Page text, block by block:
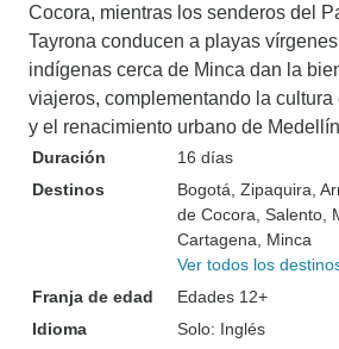
Cocora, mientras los senderos del
Tayrona conducen a playas
indígenas cerca de Minca dan la
viajeros, complementando la cultura
y el renacimiento urbano de
Duración
16 días
Destinos
Bogotá , Zipaquira ,
de Cocora , Salento ,
Cartagena , Minca
Ver todos los
Franja de edad
Edades 12+
Idioma
Solo: Inglés